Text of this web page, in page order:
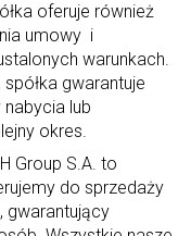
oferuje również
umowy i
warunkach.
gwarantuje
lub
okres.
Group S.A. to
do sprzedaży
gwarantujący